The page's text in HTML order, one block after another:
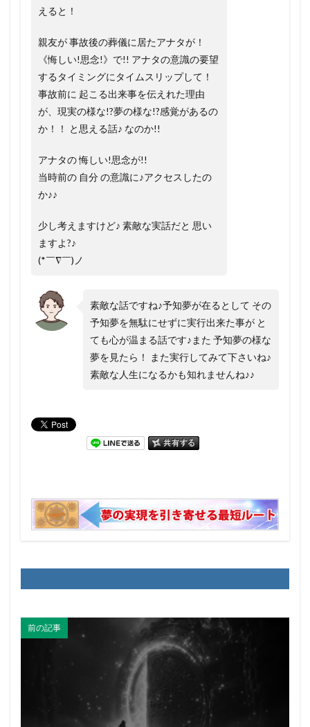
えると！
親友が 事故後の葬儀に居たアナタが！
《悔しい!思念!》で!! アナタの意識の要望
するタイミングにタイムスリップして！
事故前に 起こる出来事を伝えれた理由
が、現実の様な!?夢の様な!?感覚があるの
か！！ と思える話♪ なのか!!
アナタの 悔しい!思念が!!
当時前の 自分 の意識に♪アクセスしたの
か♪♪
少し考えますけど♪ 素敵な実話だと 思い
ますよ?♪
(*￣∇￣)ノ
素敵な話ですね♪予知夢が在るとして その
予知夢を無駄にせずに実行出来た事が と
ても心が温まる話です♪また 予知夢の様な
夢を見たら！ また実行してみて下さいね♪
素敵な人生になるかも知れませんね♪♪
前の記事